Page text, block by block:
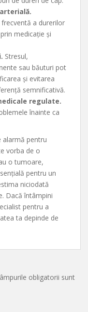
a durerilor
medicație și
Stresul,
sau băuturi pot
și evitarea
semnificativă.
regulate.
înainte ca
alarmă pentru
vorba de o
o tumoare,
pentru un
niciodată
Dacă întâmpini
pentru a
ta depinde de
obligatorii sunt